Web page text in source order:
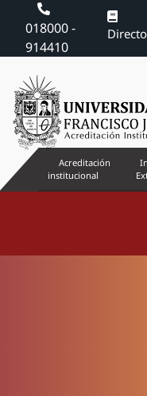
018000 -
914410
Acreditación
institucional